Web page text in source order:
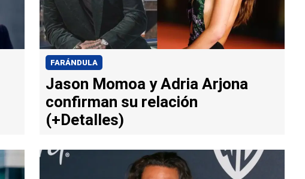
FARÁNDULA
Jason Momoa y Adria Arjona
confirman su relación
(+Detalles)